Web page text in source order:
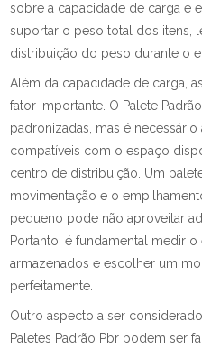
sobre a capacidade de carga e
suportar o peso total dos itens,
distribuição do peso durante o
Além da capacidade de carga,
fator importante. O Palete
padronizadas, mas é
compatíveis com o espaço
centro de distribuição. Um
movimentação e o
pequeno pode não aproveitar
Portanto, é fundamental medir
armazenados e escolher um
perfeitamente.
Outro aspecto a ser
Paletes Padrão Pbr podem ser